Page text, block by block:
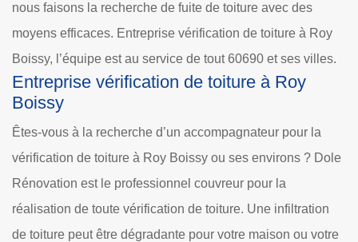
nous faisons la recherche de fuite de toiture avec des
moyens efficaces. Entreprise vérification de toiture à Roy
Boissy, l’équipe est au service de tout 60690 et ses villes.
Entreprise vérification de toiture à Roy
Boissy
Êtes-vous à la recherche d’un accompagnateur pour la
vérification de toiture à Roy Boissy ou ses environs ? Dole
Rénovation est le professionnel couvreur pour la
réalisation de toute vérification de toiture. Une infiltration
de toiture peut être dégradante pour votre maison ou votre